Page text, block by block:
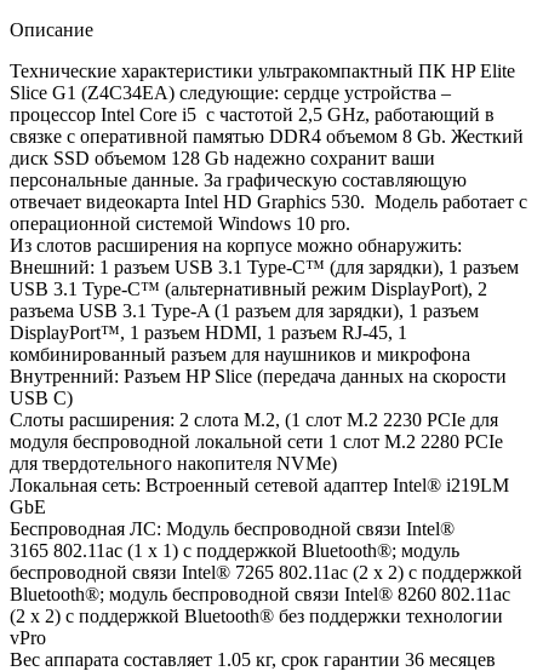
Описание
Технические характеристики ультракомпактный ПК HP Elite
Slice G1 (Z4C34EA) следующие: сердце устройства –
процессор Intel Core i5 с частотой 2,5 GHz, работающий в
связке с оперативной памятью DDR4 объемом 8 Gb. Жесткий
диск SSD объемом 128 Gb надежно сохранит ваши
персональные данные. За графическую составляющую
отвечает видеокарта Intel HD Graphics 530. Модель работает с
операционной системой Windows 10 pro.
Из слотов расширения на корпусе можно обнаружить:
Внешний: 1 разъем USB 3.1 Type-C™ (для зарядки), 1 разъем
USB 3.1 Type-C™ (альтернативный режим DisplayPort), 2
разъема USB 3.1 Type-A (1 разъем для зарядки), 1 разъем
DisplayPort™, 1 разъем HDMI, 1 разъем RJ-45, 1
комбинированный разъем для наушников и микрофона
Внутренний: Разъем HP Slice (передача данных на скорости
USB C)
Слоты расширения: 2 слота M.2, (1 слот M.2 2230 PCIe для
модуля беспроводной локальной сети 1 слот M.2 2280 PCIe
для твердотельного накопителя NVMe)
Локальная сеть: Встроенный сетевой адаптер Intel® i219LM
GbE
Беспроводная ЛС: Модуль беспроводной связи Intel®
3165 802.11ac (1 x 1) с поддержкой Bluetooth®; модуль
беспроводной связи Intel® 7265 802.11ac (2 x 2) с поддержкой
Bluetooth®; модуль беспроводной связи Intel® 8260 802.11ac
(2 x 2) с поддержкой Bluetooth® без поддержки технологии
vPro
Вес аппарата составляет 1.05 кг, срок гарантии 36 месяцев